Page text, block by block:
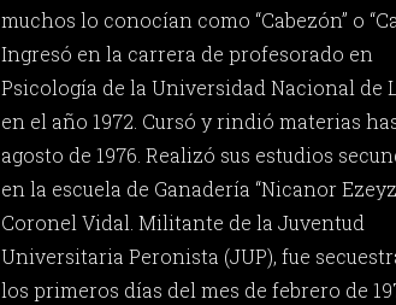
muchos lo conocían como “Cabezón” o
Ingresó en la carrera de profesorado en
Psicología de la Universidad Nacional de
en el año 1972. Cursó y rindió materias
agosto de 1976. Realizó sus estudios
en la escuela de Ganadería “Nicanor
Coronel Vidal. Militante de la Juventud
Universitaria Peronista (JUP), fue
los primeros días del mes de febrero de